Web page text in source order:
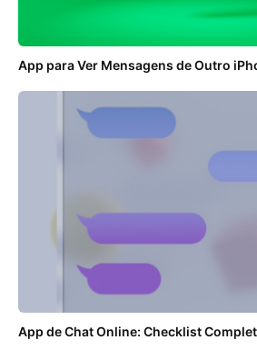
App para Ver Mensagens de Outro
App de Chat Online: Checklist